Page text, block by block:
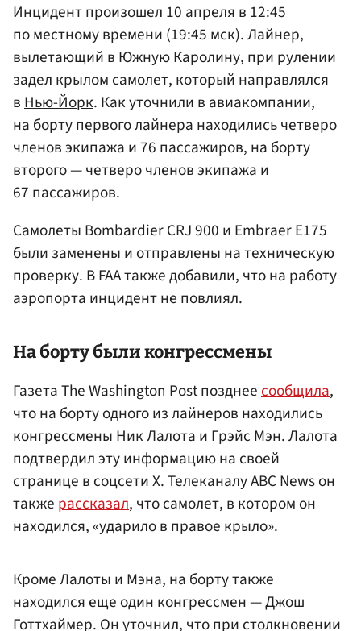
Инцидент произошел 10 апреля в 12:45
по местному времени (19:45 мск). Лайнер,
вылетающий в Южную Каролину, при рулении
задел крылом самолет, который направлялся
вНью-Йорк. Как уточнили в авиакомпании,
на борту первого лайнера находились четверо
членов экипажа и 76 пассажиров, на борту
второго — четверо членов экипажа и
67 пассажиров.
Самолеты Bombardier CRJ 900 и Embraer E175
были заменены и отправлены на техническую
проверку. В FAA также добавили, что на работу
аэропорта инцидент не повлиял.
На борту были конгрессмены
Газета The Washington Post позднеесообщила,
что на борту одного из лайнеров находились
конгрессмены Ник Лалота и Грэйс Мэн. Лалота
подтвердил эту информацию на своей
странице в соцсети X. Телеканалу ABC News он
также рассказал, что самолет, в котором он
находился, «ударило в правое крыло».
Кроме Лалоты и Мэна, на борту также
находился еще один конгрессмен — Джош
Готтхаймер. Он уточнил, что при столкновении